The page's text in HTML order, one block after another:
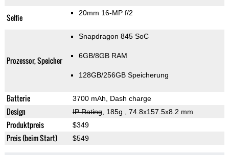
Selfie 20mm 16-MP f/2
Prozessor, Speicher
Snapdragon 845 SoC
6GB/8GB RAM
128GB/256GB Speicherung
Batterie 3700 mAh, Dash charge
Design IP Rating, 185g , 74.8x157.5x8.2 mm
Produktpreis $349
Preis (beim Start) $549